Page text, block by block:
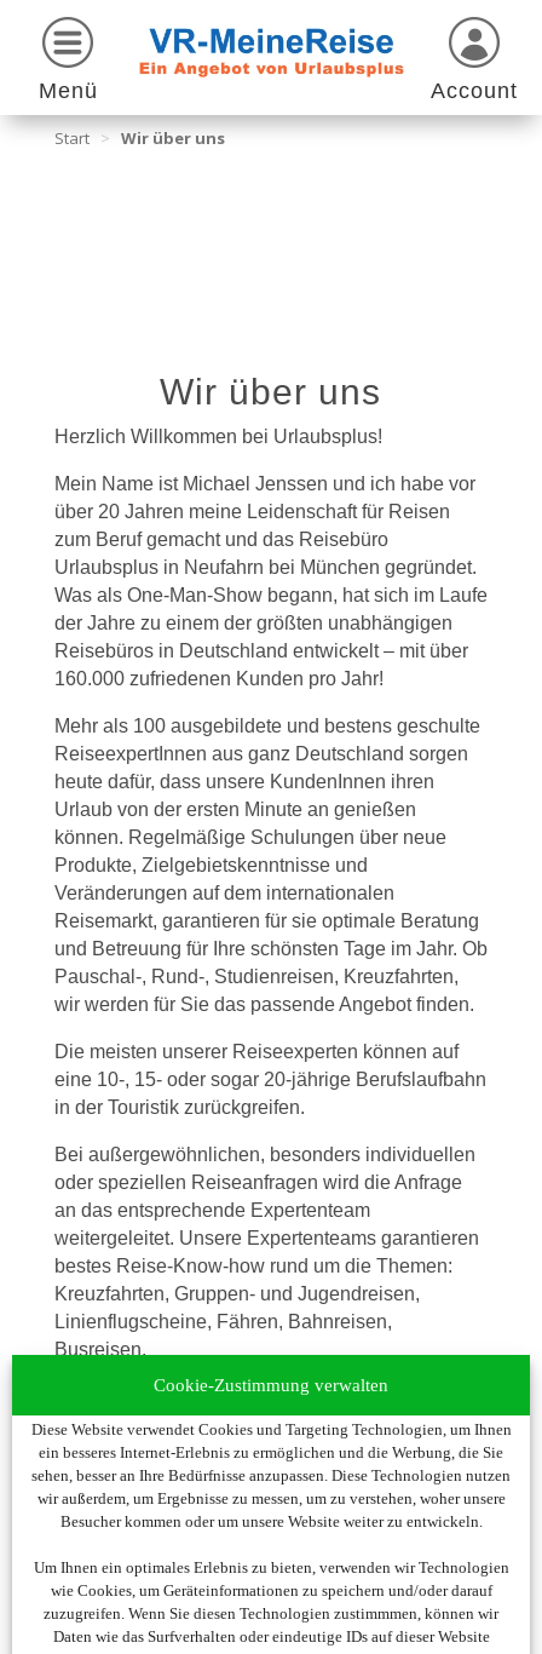
Cookie-Zustimmung verwalten
Diese Website verwendet Cookies und Targeting Technologien, um Ihnen
ein besseres Internet-Erlebnis zu ermöglichen und die Werbung, die Sie
sehen, besser an Ihre Bedürfnisse anzupassen. Diese Technologien nutzen
wir außerdem, um Ergebnisse zu messen, um zu verstehen, woher unsere
Besucher kommen oder um unsere Website weiter zu entwickeln.
Um Ihnen ein optimales Erlebnis zu bieten, verwenden wir Technologien
wie Cookies, um Geräteinformationen zu speichern und/oder darauf
zuzugreifen. Wenn Sie diesen Technologien zustimmmen, können wir
Daten wie das Surfverhalten oder eindeutige IDs auf dieser Website
Menü Account
Start > Wir über uns
Wir über uns
Herzlich Willkommen bei Urlaubsplus!
Mein Name ist Michael Jenssen und ich habe vor
über 20 Jahren meine Leidenschaft für Reisen
zum Beruf gemacht und das Reisebüro
Urlaubsplus in Neufahrn bei München gegründet.
Was als One-Man-Show begann, hat sich im Laufe
der Jahre zu einem der größten unabhängigen
Reisebüros in Deutschland entwickelt – mit über
160.000 zufriedenen Kunden pro Jahr!
Mehr als 100 ausgebildete und bestens geschulte
ReiseexpertInnen aus ganz Deutschland sorgen
heute dafür, dass unsere KundenInnen ihren
Urlaub von der ersten Minute an genießen
können. Regelmäßige Schulungen über neue
Produkte, Zielgebietskenntnisse und
Veränderungen auf dem internationalen
Reisemarkt, garantieren für sie optimale Beratung
und Betreuung für Ihre schönsten Tage im Jahr. Ob
Pauschal-, Rund-, Studienreisen, Kreuzfahrten,
wir werden für Sie das passende Angebot finden.
Die meisten unserer Reiseexperten können auf
eine 10-, 15- oder sogar 20-jährige Berufslaufbahn
in der Touristik zurückgreifen.
Bei außergewöhnlichen, besonders individuellen
oder speziellen Reiseanfragen wird die Anfrage
an das entsprechende Expertenteam
weitergeleitet. Unsere Expertenteams garantieren
bestes Reise-Know-how rund um die Themen:
Kreuzfahrten, Gruppen- und Jugendreisen,
Linienflugscheine, Fähren, Bahnreisen,
Busreisen.
Meine Vision war von Anfang an, mit vielfältigen
Produkten und hervorragendem Service unseren
KundInnen einen echten Nutzen und Mehrwert zu
bieten. Seit über 15 Jahren wissen auch unsere
KundInnen unseren Service sehr zu schätzen und
Ich danke Ihnen im Namen meiner
MitarbeiterInnen für Ihre Treue und Ihr Vertrauen
und wünsche Ihnen allseits schöne und